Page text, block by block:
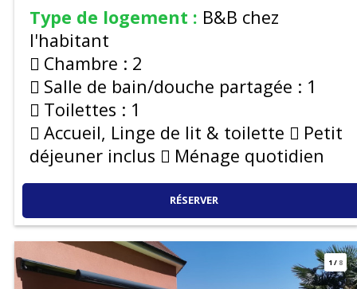
Type de logement : B&B chez
l'habitant
Chambre : 2
Salle de bain/douche partagée : 1
Toilettes : 1
Accueil, Linge de lit & toilette
Petit
déjeuner inclus
Ménage quotidien
RÉSERVER
1/8